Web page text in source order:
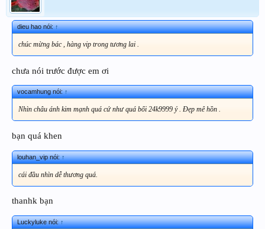
dieu hao nói:↑
chúc mừng bác , hàng vip trong tương lai .
chưa nói trước được em ơi
vocamhung nói:↑
Nhìn châu ánh kim mạnh quá cứ như quá bối 24k9999 ý . Đẹp mê hồn .
bạn quá khen
louhan_vip nói:↑
cái đầu nhìn dễ thương quá.
thanhk bạn
Luckyluke nói:↑